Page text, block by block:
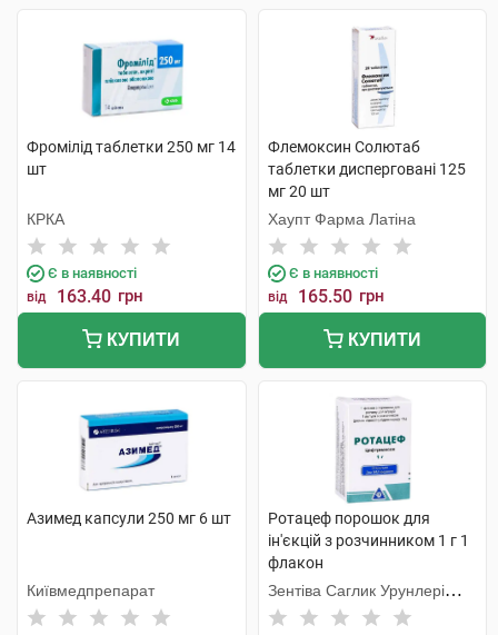
Фромілід таблетки 250 мг 14
шт
КРКА
Є в наявності
від 163.40 грн
КУПИТИ
Флемоксин Солютаб
таблетки дисперговані 125
мг 20 шт
Хаупт Фарма Латіна
Є в наявності
від 165.50 грн
КУПИТИ
Азимед капсули 250 мг 6 шт
Київмедпрепарат
Ротацеф порошок для
ін'єкцій з розчинником 1 г 1
флакон
Зентіва Саглик Урунлері
Санаї ве Тіджарет А.Ш